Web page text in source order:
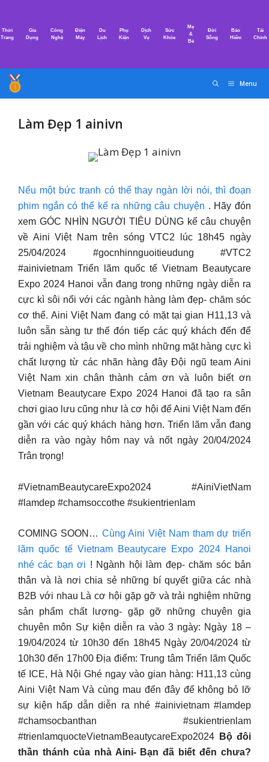
nội
Thời
Trang
Gia
Dụng
Công
Nghệ
Điện
Máy
Du
Lịch
Phụ
Kiện
Dịch
Vụ
Sức
Khỏe
Mẹ
&
Bé
Đời
Sống
Bảo
Hiểm
Tài
Chính
Menu
Làm Đẹp 1 ainivn
Nếu một bức tranh có thể thay ngàn lời nói, thì đoạn
phim ngắn có thể kể ra những câu chuyện . Hãy đón
xem GÓC NHÌN NGƯỜI TIÊU DÙNG kể câu chuyện
về Aini Việt Nam trên sóng VTC2 lúc 18h45 ngày
25/04/2024 #gocnhinnguoitieudung #VTC2
#ainivietnam Triển lãm quốc tế Vietnam Beautycare
Expo 2024 Hanoi vẫn đang trong những ngày diễn ra
cực kì sôi nổi với các ngành hàng làm đẹp- chăm sóc
cơ thể. Aini Việt Nam đang có mặt tại gian H11,13 và
luôn sẵn sàng tư thế đón tiếp các quý khách đến để
trải nghiệm và tậu về cho mình những mặt hàng cực kì
chất lượng từ các nhãn hàng đây Đội ngũ team Aini
Việt Nam xin chân thành cảm ơn và luôn biết ơn
Vietnam Beautycare Expo 2024 Hanoi đã tạo ra sân
chơi giao lưu cũng như là cơ hội để Aini Việt Nam đến
gần với các quý khách hàng hơn. Triển lãm vẫn đang
diễn ra vào ngày hôm nay và nốt ngày 20/04/2024
Trân trọng!
#VietnamBeautycareExpo2024 #AiniVietNam
#lamdep #chamsoccothe #sukientrienlam
COMING SOON… Cùng Aini Việt Nam tham dự triển
lãm quốc tế Vietnam Beautycare Expo 2024 Hanoi
nhé các bạn ơi ! Ngành hội làm đẹp- chăm sóc bản
thân và là nơi chia sẻ những bí quyết giữa các nhà
B2B với nhau Là cơ hội gặp gỡ và trải nghiệm những
sản phẩm chất lượng- gặp gỡ những chuyên gia
chuyên môn Sự kiện diễn ra vào 3 ngày: Ngày 18 –
19/04/2024 từ 10h30 đến 18h45 Ngày 20/04/2024 từ
10h30 đến 17h00 Địa điểm: Trung tâm Triển lãm Quốc
tế ICE, Hà Nội Ghé ngay vào gian hàng: H11,13 cùng
Aini Việt Nam Và cùng mau đến đây để không bỏ lỡ
sự kiện hấp dẫn diễn ra nhé #ainivietnam #lamdep
#chamsocbanthan #sukientrienlam
#trienlamquocteVietnamBeautycareExpo2024
Bộ đôi
thần thánh của nhà Aini- Bạn đã biết đến chưa?